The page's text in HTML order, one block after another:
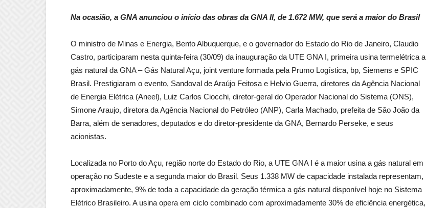
Na ocasião, a GNA anunciou o início das obras da GNA II, de 1.672 MW, que será a maior do Brasil
O ministro de Minas e Energia, Bento Albuquerque, e o governador do Estado do Rio de Janeiro, Claudio
Castro, participaram nesta quinta-feira (30/09) da inauguração da UTE GNA I, primeira usina termelétrica a
gás natural da GNA – Gás Natural Açu, joint venture formada pela Prumo Logística, bp, Siemens e SPIC
Brasil. Prestigiaram o evento, Sandoval de Araújo Feitosa e Helvio Guerra, diretores da Agência Nacional
de Energia Elétrica (Aneel), Luiz Carlos Ciocchi, diretor-geral do Operador Nacional do Sistema (ONS),
Simone Araujo, diretora da Agência Nacional do Petróleo (ANP), Carla Machado, prefeita de São João da
Barra, além de senadores, deputados e do diretor-presidente da GNA, Bernardo Perseke, e seus
acionistas.
Localizada no Porto do Açu, região norte do Estado do Rio, a UTE GNA I é a maior usina a gás natural em
operação no Sudeste e a segunda maior do Brasil. Seus 1.338 MW de capacidade instalada representam,
aproximadamente, 9% de toda a capacidade da geração térmica a gás natural disponível hoje no Sistema
Elétrico Brasileiro. A usina opera em ciclo combinado com aproximadamente 30% de eficiência energética,